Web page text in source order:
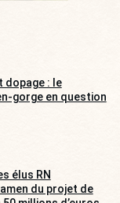
dopage : le
gorge en question
élus RN
du projet de